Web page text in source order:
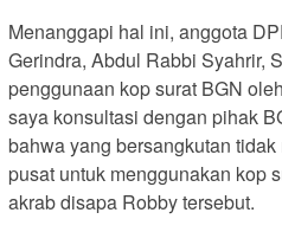
Menanggapi hal ini, anggota
Gerindra, Abdul Rabbi Syahrir,
penggunaan kop surat BGN
saya konsultasi dengan pihak
bahwa yang bersangkutan
pusat untuk menggunakan kop
akrab disapa Robby tersebut.